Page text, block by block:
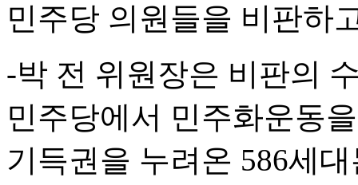
민주당 의원들을 비판하
-박 전 위원장은 비판의
민주당에서 민주화운동
기득권을 누려온 586세